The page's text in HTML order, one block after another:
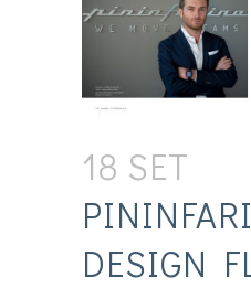
18 SET
DESIGN